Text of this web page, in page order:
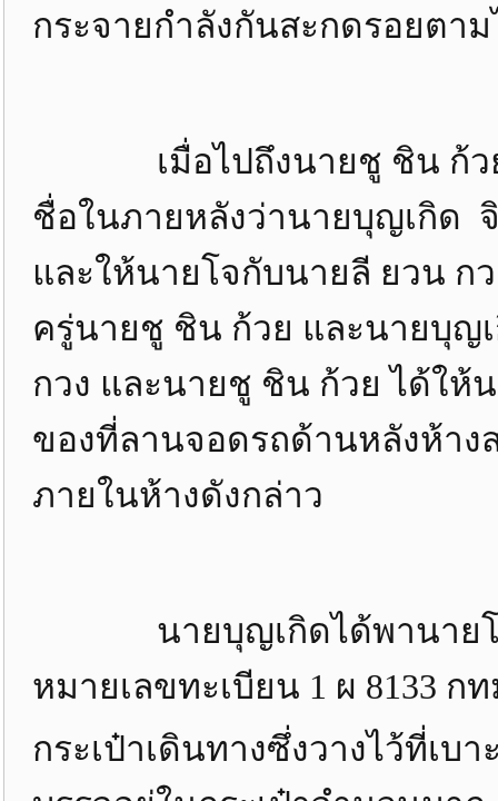
กระจายกำลังกันสะกดรอยตาม
เมื่อไปถึงนายชู ชิน ก้วย
ชื่อในภายหลังว่านายบุญเกิด
และให้นายโจกับนายลี ยวน
ครู่นายชู ชิน ก้วย และนายบุญ
กวง และนายชู ชิน ก้วย ได้ให้
ของที่ลานจอดรถด้านหลังห้า
ภายในห้างดังกล่าว
นายบุญเกิดได้พานายโจ
หมายเลขทะเบียน 1 ผ 8133
กระเป๋าเดินทางซึ่งวางไว้ที่เบ